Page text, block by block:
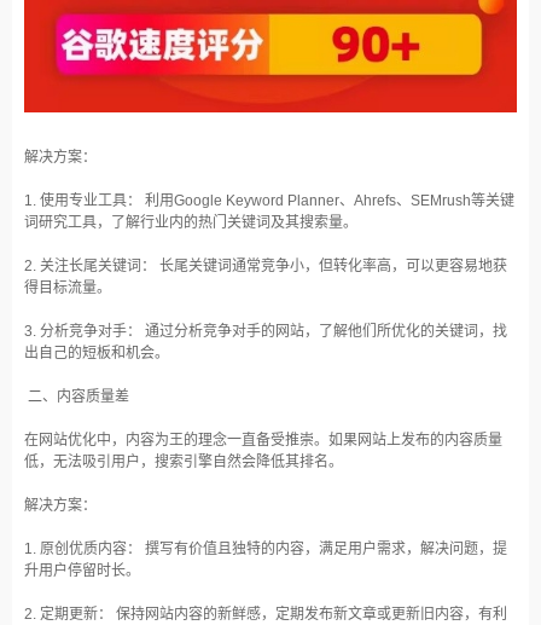
解决方案：
1. 使用专业工具： 利用Google Keyword Planner、Ahrefs、SEMrush等关键
词研究工具，了解行业内的热门关键词及其搜索量。
2. 关注长尾关键词： 长尾关键词通常竞争小，但转化率高，可以更容易地获
得目标流量。
3. 分析竞争对手： 通过分析竞争对手的网站，了解他们所优化的关键词，找
出自己的短板和机会。
二、内容质量差
在网站优化中，内容为王的理念一直备受推崇。如果网站上发布的内容质量
低，无法吸引用户，搜索引擎自然会降低其排名。
解决方案：
1. 原创优质内容： 撰写有价值且独特的内容，满足用户需求，解决问题，提
升用户停留时长。
2. 定期更新： 保持网站内容的新鲜感，定期发布新文章或更新旧内容，有利